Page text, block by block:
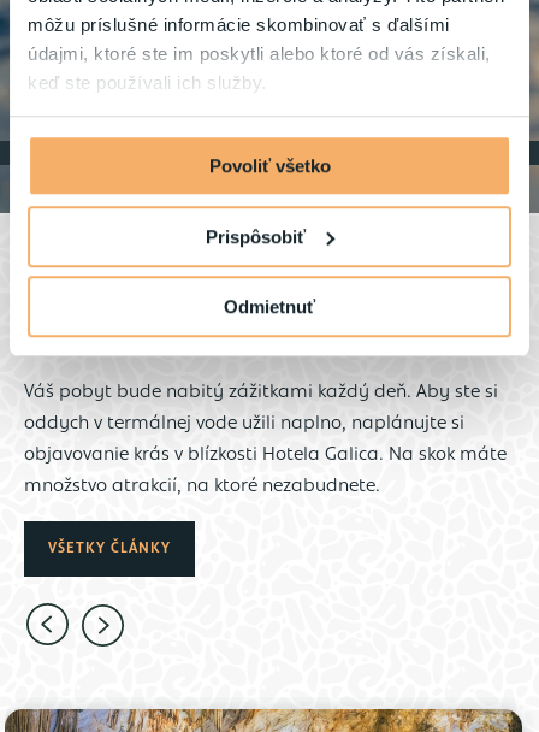
môžu príslušné informácie skombinovať s ďalšími
údajmi, ktoré ste im poskytli alebo ktoré od vás získali,
keď ste používali ich služby.
Povoliť všetko
Prispôsobiť
Odmietnuť
Novinky a blog
Váš pobyt bude nabitý zážitkami každý deň. Aby ste si
oddych v termálnej vode užili naplno, naplánujte si
objavovanie krás v blízkosti Hotela Galica. Na skok máte
množstvo atrakcií, na ktoré nezabudnete.
VŠETKY ČLÁNKY